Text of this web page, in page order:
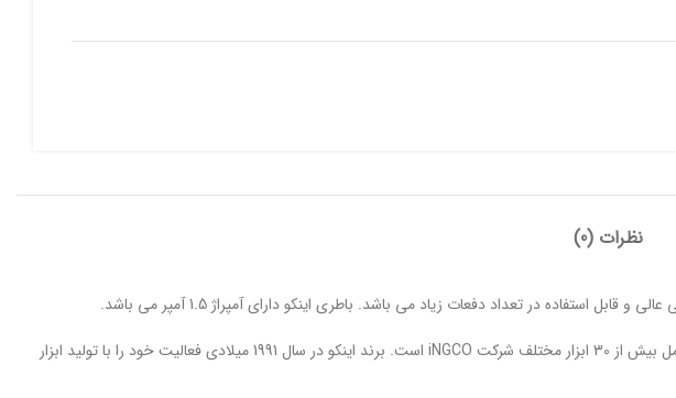
نظرات (0)
باطری شارژی 12 ولت اینکو مدل FBLI12152 برای همه محصولات سری (s12) برند اینکو مناسب می باشد. سری محصولات s12 شامل بیش از 30 ابزار مختلف شرکت iNGCO است. برند اینکو در سال 1991 میلادی فعالیت خود را با تولید ابزار